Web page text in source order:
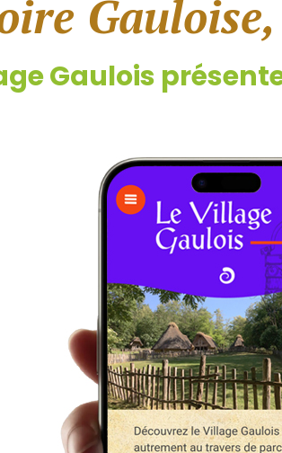
Gaulois